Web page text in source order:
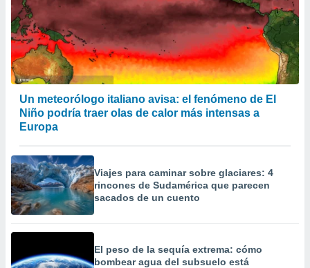
Un meteorólogo italiano avisa: el fenómeno de El
Niño podría traer olas de calor más intensas a
Europa
Viajes para caminar sobre glaciares: 4
rincones de Sudamérica que parecen
sacados de un cuento
El peso de la sequía extrema: cómo
bombear agua del subsuelo está